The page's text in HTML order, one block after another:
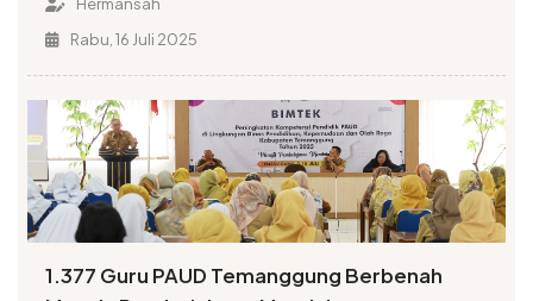
Rabu, 16 Juli 2025
1.377 Guru PAUD Temanggung Berbenah